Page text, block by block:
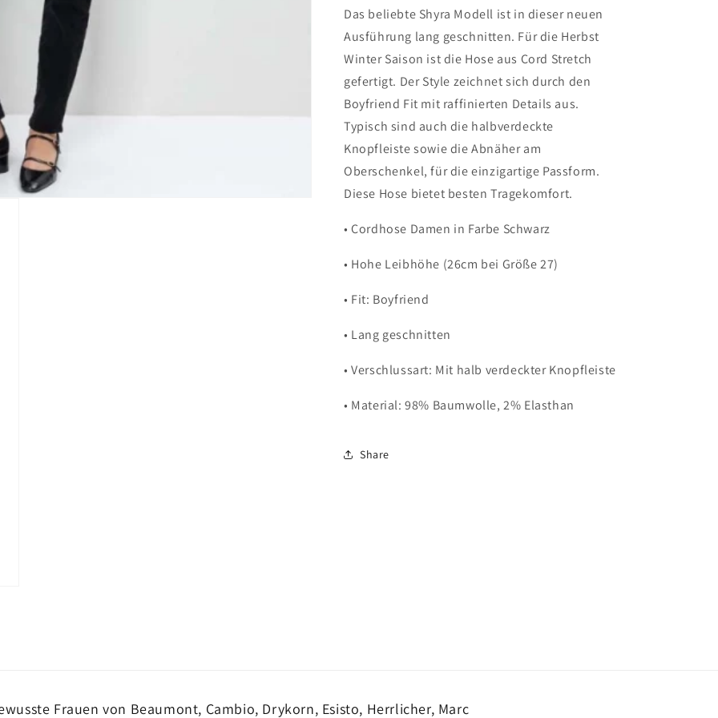
Das beliebte Shyra Modell ist in dieser neuen
Ausführung lang geschnitten. Für die Herbst
Winter Saison ist die Hose aus Cord Stretch
gefertigt. Der Style zeichnet sich durch den
Boyfriend Fit mit raffinierten Details aus.
Typisch sind auch die halbverdeckte
Knopfleiste sowie die Abnäher am
Oberschenkel, für die einzigartige Passform.
Diese Hose bietet besten Tragekomfort.
• Cordhose Damen in Farbe Schwarz
• Hohe Leibhöhe (26cm bei Größe 27)
• Fit: Boyfriend
• Lang geschnitten
• Verschlussart: Mit halb verdeckter Knopfleiste
• Material: 98% Baumwolle, 2% Elasthan
Share
Frauen von Beaumont, Cambio, Drykorn, Esisto, Herrlicher, Marc